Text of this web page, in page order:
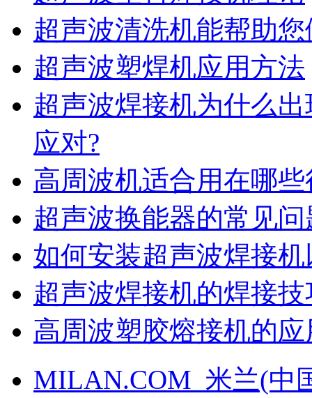
超声波清洗机能帮助
超声波塑焊机应用方法
超声波焊接机为什么
应对?
高周波机适合用在哪些
超声波换能器的常见问
如何安装超声波焊接
超声波焊接机的焊接技
高周波塑胶熔接机的
MILAN.COM_米兰(中